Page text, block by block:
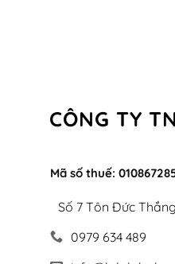
CÔNG TY
Mã số thuế:
Số 7 Tôn Đức
0979 634 489